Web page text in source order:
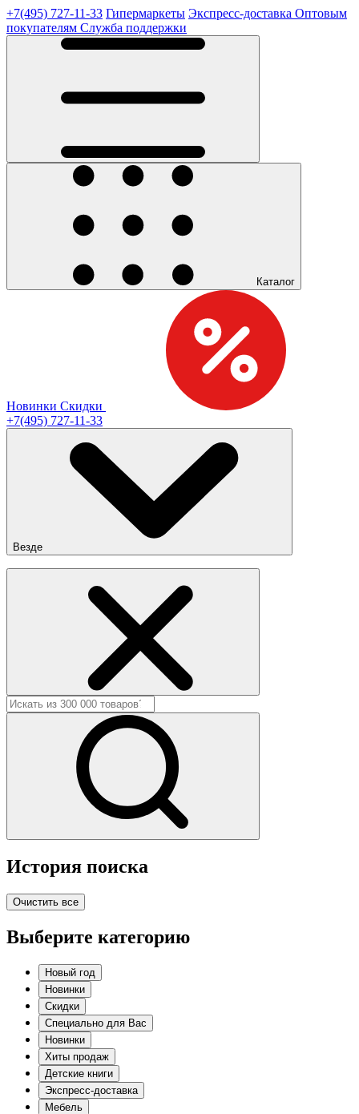
+7(495) 727-11-33 Гипермаркеты Экспресс-доставка Оптовым
покупателям Служба поддержки
Каталог
Новинки Скидки
+7(495) 727-11-33
Везде
История поиска
Очистить все
Выберите категорию
Новый год
Новинки
Скидки
Специально для Вас
Новинки
Хиты продаж
Детские книги
Экспресс-доставка
Мебель